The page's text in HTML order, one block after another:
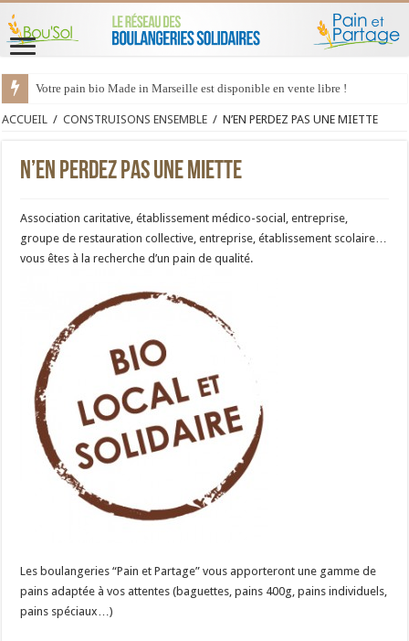
Votre pain bio Made in Marseille est disponible en vente libre !
ACCUEIL / CONSTRUISONS ENSEMBLE / N’EN PERDEZ PAS UNE MIETTE
N’EN PERDEZ PAS UNE MIETTE
Association caritative, établissement médico-social, entreprise,
groupe de restauration collective, entreprise, établissement scolaire…
vous êtes à la recherche d’un pain de qualité.
Les boulangeries “Pain et Partage” vous apporteront une gamme de
pains adaptée à vos attentes (baguettes, pains 400g, pains individuels,
pains spéciaux…)